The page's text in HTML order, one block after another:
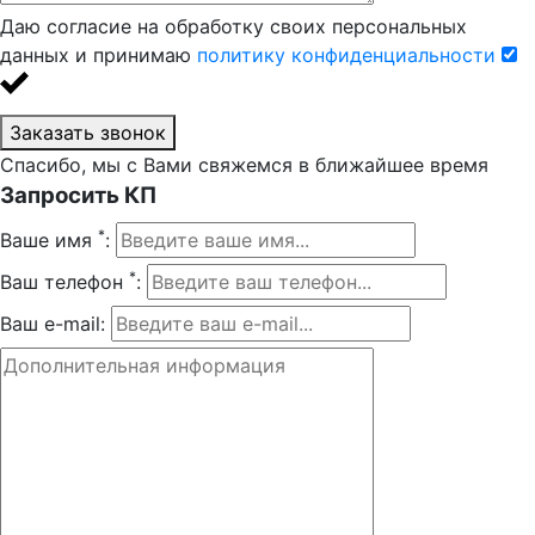
Даю согласие на обработку своих персональных
данных и принимаю политику конфиденциальности
Заказать звонок
Спасибо, мы с Вами свяжемся в ближайшее время
Запросить КП
Ваше имя *:
Ваш телефон *:
Ваш e-mail: